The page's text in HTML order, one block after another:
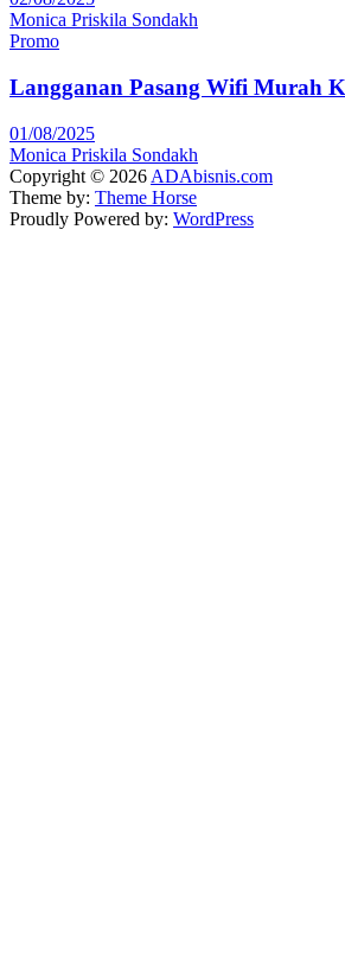
Monica Priskila Sondakh
Promo
Langganan Pasang Wifi Murah
01/08/2025
Monica Priskila Sondakh
Copyright © 2026 ADAbisnis.com
Theme by: Theme Horse
Proudly Powered by: WordPress